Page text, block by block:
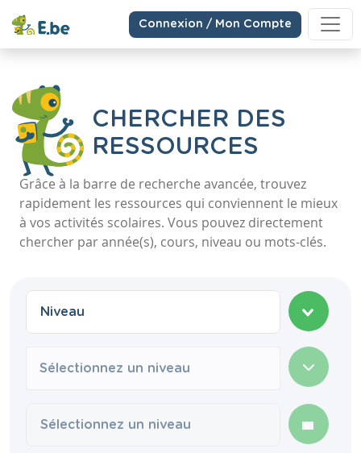
Connexion / Mon Compte
CHERCHER DES
RESSOURCES
Grâce à la barre de recherche avancée, trouvez
rapidement les ressources qui conviennent le mieux
à vos activités scolaires. Vous pouvez directement
chercher par année(s), cours, niveau ou mots-clés.
Sélectionnez un niveau